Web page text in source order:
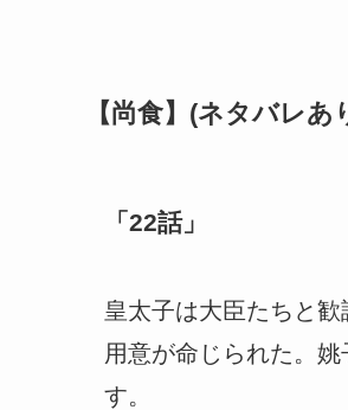
【尚食】(ネタバレあ
「22話」
皇太子は大臣たちと
用意が命じられた。
す。